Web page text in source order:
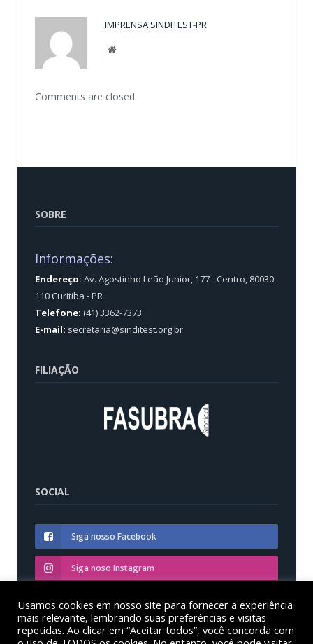
IMPRENSA SINDITEST-PR
Website
Comments are closed.
SOBRE
Informações:
Endereço: Av. Agostinho Leão Junior, 177 - Centro, 80030-
110 Curitiba - PR
Telefone: (41) 3362-7373
E-mail: secretaria@sinditest.org.br
FILIAÇÃO
SOCIAL
Siga nosso Facebook
Siga noso Instagram
Siga nosso YouTube
Usamos cookies em nosso site para fornecer a experiência
mais relevante, lembrando suas preferências e visitas
repetidas. Ao clicar em “Aceitar todos”, você concorda com